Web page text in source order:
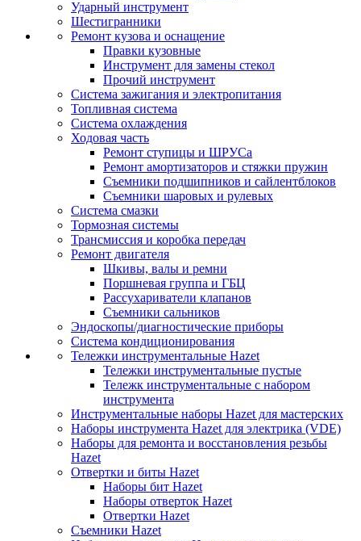
Ударный инструмент
Шестигранники
Ремонт кузова и оснащение
Правки кузовные
Инструмент для замены стекол
Прочий инструмент
Система зажигания и электропитания
Топливная система
Система охлаждения
Ходовая часть
Ремонт ступицы и ШРУСа
Ремонт амортизаторов и стяжки пружин
Съемники подшипников и сайлентблоков
Съемники шаровых и рулевых
Система смазки
Тормозная системы
Трансмиссия и коробка передач
Ремонт двигателя
Шкивы, валы и ремни
Поршневая группа и ГБЦ
Рассухариватели клапанов
Съемники сальников
Эндоскопы/диагностические приборы
Система кондиционирования
Тележки инструментальные Hazet
Тележки инструментальные пустые
Тележк инструментальные с набором
инструмента
Инструментальные наборы Hazet для мастерских
Наборы инструмента Hazet для электрика (VDE)
Наборы для ремонта и восстановления резьбы
Hazet
Отвертки и биты Hazet
Наборы бит Hazet
Наборы отверток Hazet
Отвертки Hazet
Съемники Hazet